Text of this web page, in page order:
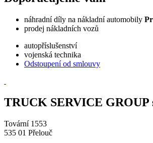
náhradní díly na nákladní automobily
prodej nákladních vozů
autopříslušenství
vojenská technika
Odstoupení od smlouvy
TRUCK SERVICE GROUP
Tovární 1553
535 01 Přelouč